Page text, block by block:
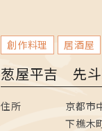
創作料理 居酒屋
葱屋平吉 先
住所
京都市
下樵木